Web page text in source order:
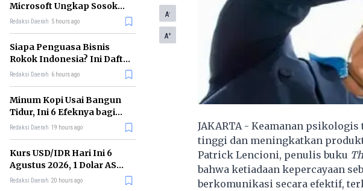
Microsoft Ungkap Sosok
yang Paling Cocok
Redaksi Daerah 5 hours ago
Siapa Penguasa Bisnis
Rokok Indonesia? Ini Daftar
Perusahaan Terbesarnya
Redaksi Daerah 6 hours ago
Minum Kopi Usai Bangun
Tidur, Ini 6 Efeknya bagi
Kesehatan Tubuh
Redaksi Daerah 19 hours ago
Kurs USD/IDR Hari Ini 6
Agustus 2026, 1 Dolar AS
Kini Berapa Rupiah?
Redaksi Daerah 20 hours ago
A-
A+
JAKARTA - Keamanan
tinggi dan meningkatkan
Patrick Lencioni, penulis buku
bahwa ketiadaan kepercayaan
berkomunikasi secara efektif,